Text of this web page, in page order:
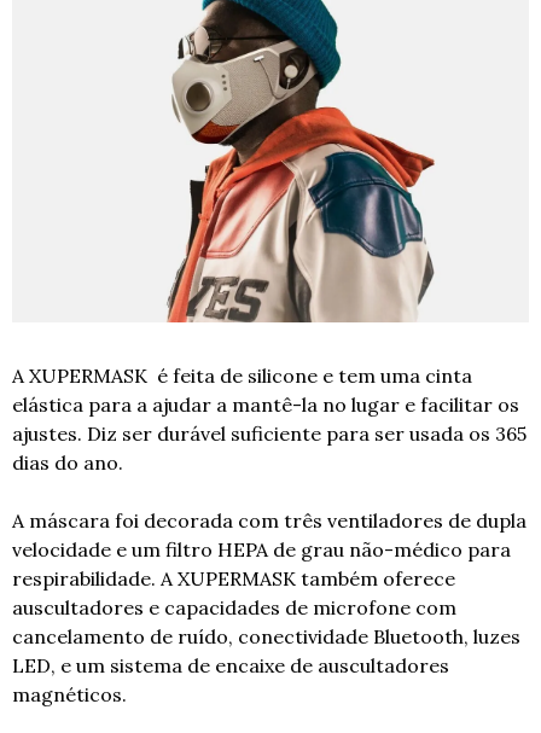
A XUPERMASK  é feita de silicone e tem uma cinta
elástica para a ajudar a mantê-la no lugar e facilitar os
ajustes. Diz ser durável suficiente para ser usada os 365
dias do ano.
A máscara foi decorada com três ventiladores de dupla
velocidade e um filtro HEPA de grau não-médico para
respirabilidade. A XUPERMASK também oferece
auscultadores e capacidades de microfone com
cancelamento de ruído, conectividade Bluetooth, luzes
LED, e um sistema de encaixe de auscultadores
magnéticos.